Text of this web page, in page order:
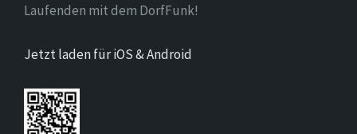
Laufenden mit dem DorfFunk!
Jetzt laden für iOS & Android